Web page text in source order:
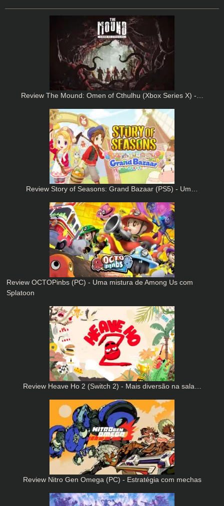
Review The Mound: Omen of Cthulhu (Xbox Series X) -…
Review Story of Seasons: Grand Bazaar (PS5) - Um…
Review OCTOPinbs (PC) - Uma mistura de Among Us com
Splatoon
Review Heave Ho 2 (Switch 2) - Mais diversão na sala…
Review Nitro Gen Omega (PC) - Estratégia com mechas